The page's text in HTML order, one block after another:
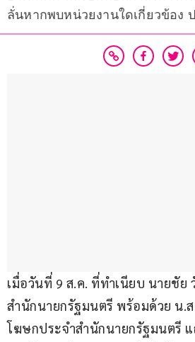
ลั่น​หากพบหน่วยงานใดเกี่ยวข้อง
เมื่อวันที่ 9 ส.ค. ที่ทำเนียบ นายชัย​
สำนักนายกรัฐมนตรี พร้อมด้วย น.
โฆษกประจำสำนักนายกรัฐมนตรี